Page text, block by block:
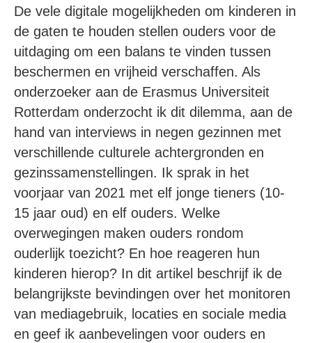
De vele digitale mogelijkheden om kinderen in
de gaten te houden stellen ouders voor de
uitdaging om een balans te vinden tussen
beschermen en vrijheid verschaffen. Als
onderzoeker aan de Erasmus Universiteit
Rotterdam onderzocht ik dit dilemma, aan de
hand van interviews in negen gezinnen met
verschillende culturele achtergronden en
gezinssamenstellingen. Ik sprak in het
voorjaar van 2021 met elf jonge tieners (10-
15 jaar oud) en elf ouders. Welke
overwegingen maken ouders rondom
ouderlijk toezicht? En hoe reageren hun
kinderen hierop? In dit artikel beschrijf ik de
belangrijkste bevindingen over het monitoren
van mediagebruik, locaties en sociale media
en geef ik aanbevelingen voor ouders en